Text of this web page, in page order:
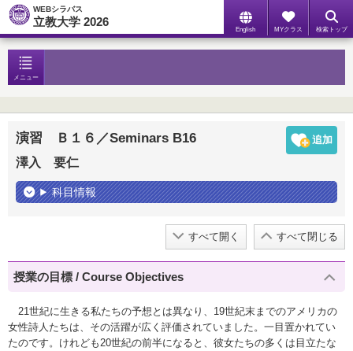
WEBシラバス
立教大学 2026
English MYクラス 検索トップ
メニュー
演習 Ｂ１６／Seminars B16
澤入 要仁
科目情報
すべて開く すべて閉じる
授業の目標 / Course Objectives
21世紀に生きる私たちの予想とは異なり、19世紀末までのアメリカの
女性詩人たちは、その活躍が広く評価されていました。一目置かれてい
たのです。けれども20世紀の前半になると、彼女たちの多くは目立たな